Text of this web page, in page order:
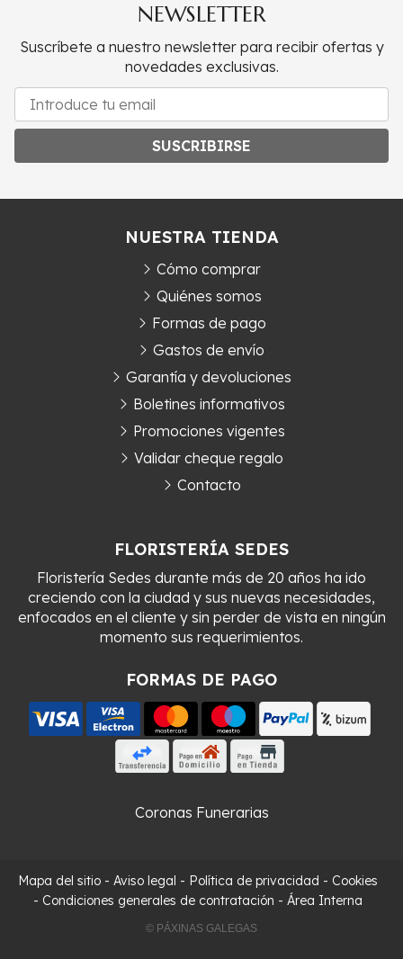
NEWSLETTER
Suscríbete a nuestro newsletter para recibir ofertas y
novedades exclusivas.
SUSCRIBIRSE
FLORISTERÍA SEDES
Floristería Sedes durante más de 20 años ha ido
creciendo con la ciudad y sus nuevas necesidades,
enfocados en el cliente y sin perder de vista en ningún
momento sus requerimientos.
FORMAS DE PAGO
NUESTRA TIENDA
Cómo comprar
Quiénes somos
Formas de pago
Gastos de envío
Garantía y devoluciones
Boletines informativos
Promociones vigentes
Validar cheque regalo
Contacto
Coronas Funerarias
Mapa del sitio - Aviso legal - Política de privacidad - Cookies
- Condiciones generales de contratación - Área Interna
© PÁXINAS GALEGAS